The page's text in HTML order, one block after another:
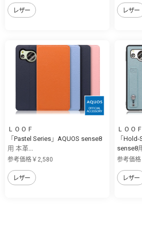
レザー レザー
ＬＯＯＦ
「Pastel Series」AQUOS sense8
用 本革...
参考価格￥2,580
レザー
ＬＯＯＦ
「
sense8用
参考価
レザー